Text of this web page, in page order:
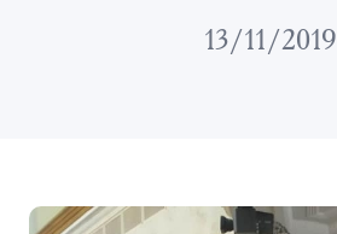
13/11/2019